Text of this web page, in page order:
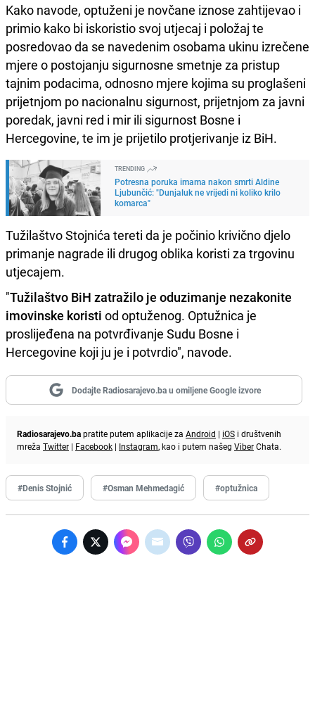
Kako navode, optuženi je novčane iznose zahtijevao i
primio kako bi iskoristio svoj utjecaj i položaj te
posredovao da se navedenim osobama ukinu izrečene
mjere o postojanju sigurnosne smetnje za pristup
tajnim podacima, odnosno mjere kojima su proglašeni
prijetnjom po nacionalnu sigurnost, prijetnjom za javni
poredak, javni red i mir ili sigurnost Bosne i
Hercegovine, te im je prijetilo protjerivanje iz BiH.
TRENDING
Potresna poruka imama nakon smrti Aldine
Ljubunčić: "Dunjaluk ne vrijedi ni koliko krilo
komarca"
Tužilaštvo Stojnića tereti da je počinio krivično djelo
primanje nagrade ili drugog oblika koristi za trgovinu
utjecajem.
"Tužilaštvo BiH zatražilo je oduzimanje nezakonite
imovinske koristi od optuženog. Optužnica je
proslijeđena na potvrđivanje Sudu Bosne i
Hercegovine koji ju je i potvrdio", navode.
Dodajte Radiosarajevo.ba u omiljene Google izvore
Radiosarajevo.bapratite putem aplikacije za Android | iOS i društvenih
mreža Twitter | Facebook | Instagram, kao i putem našeg ViberChata.
#Denis Stojnić #Osman Mehmedagić #optužnica